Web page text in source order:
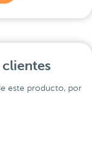
este producto, por